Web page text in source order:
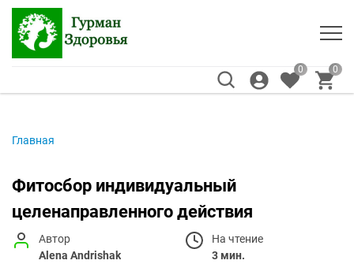
0 0
Главная
Фитосбор индивидуальный
целенаправленного действия
Автор
Alena Andrishak
На чтение
3 мин.